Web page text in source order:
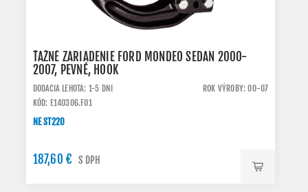
ŤAŽNÉ ZARIADENIE FORD MONDEO SEDAN 2000-
2007, PEVNÉ, HOOK
DODACIA LEHOTA: 1-5 DNI
ROK VÝROBY: 00-07
KÓD: E140306.FO1
NE ST220
187,60 € S DPH